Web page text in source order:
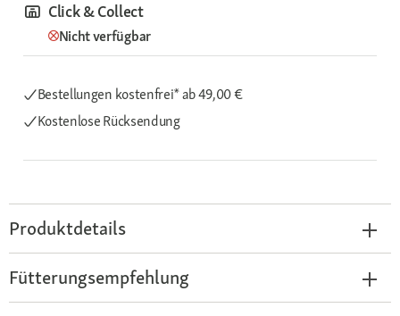
Click & Collect
Nicht verfügbar
Bestellungen kostenfrei*ab 49,00 €
Kostenlose Rücksendung
Produktdetails
Fütterungsempfehlung